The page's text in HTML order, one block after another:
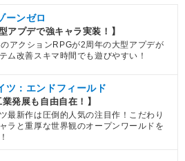
ーンゼロ
アプデで強キャラ実装！】
アクションRPGが2周年の大型アプデが
ム改善スキマ時間でも遊びやすい！
ツ：エンドフィールド
業発展も自由自在！】
最新作は圧倒的人気の注目作！こだわり
ラと重厚な世界観のオープンワールドを